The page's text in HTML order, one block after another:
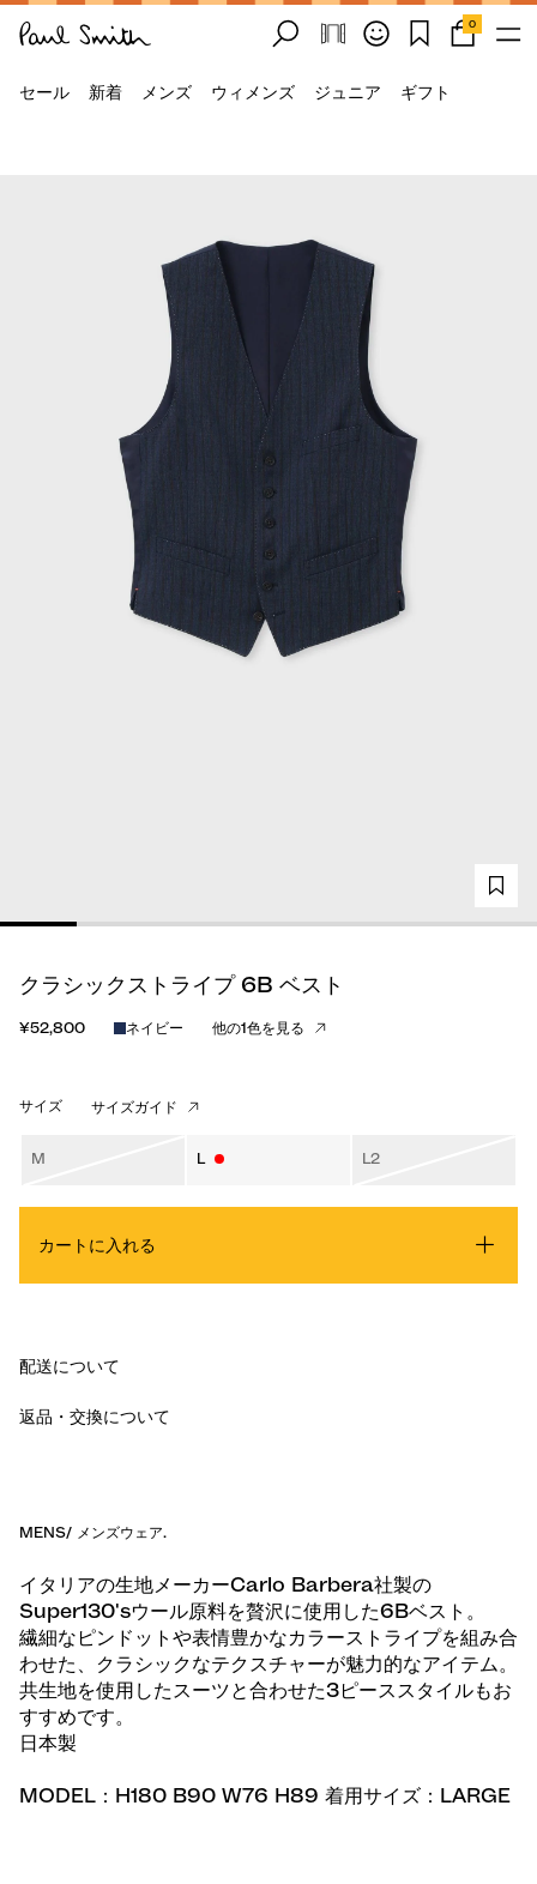
0
セール 新着 メンズ ウィメンズ ジュニア ギフト
クラシックストライプ 6B ベスト
¥52,800 ネイビー 他の1色を見る
サイズ サイズガイド
M L L2
カートに入れる
配送について
返品・交換について
MENS/ メンズウェア.
イタリアの生地メーカーCarlo Barbera社製の
Super130'sウール原料を贅沢に使用した6Bベスト。
繊細なピンドットや表情豊かなカラーストライプを組み合
わせた、クラシックなテクスチャーが魅力的なアイテム。
共生地を使用したスーツと合わせた3ピーススタイルもお
すすめです。
日本製
MODEL：H180 B90 W76 H89 着用サイズ：LARGE